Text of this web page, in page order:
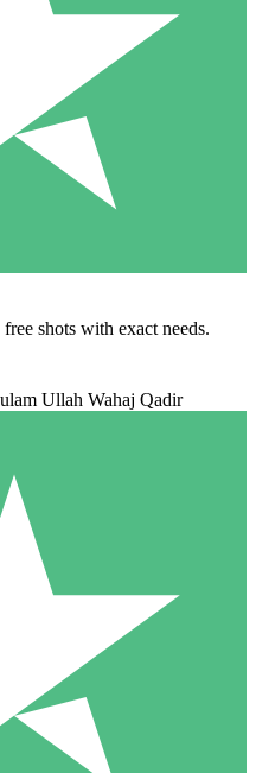
shots with exact needs.
Ullah Wahaj Qadir